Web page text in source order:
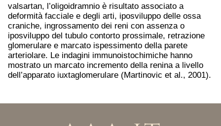
valsartan, l’oligoidramnio è risultato associato a
deformità facciale e degli arti, iposviluppo delle ossa
craniche, ingrossamento dei reni con assenza o
iposviluppo del tubulo contorto prossimale, retrazione
glomerulare e marcato ispessimento della parete
arteriolare. Le indagini immunoistochimiche hanno
mostrato un marcato incremento della renina a livello
dell’apparato iuxtaglomerulare (Martinovic et al., 2001).